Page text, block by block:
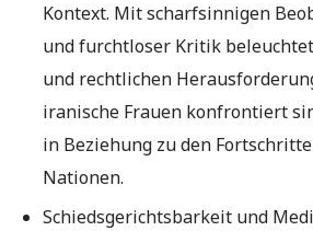
Kontext. Mit scharfsinnigen
und furchtloser Kritik
und rechtlichen
iranische Frauen konfrontiert
in Beziehung zu den
Nationen.
Schiedsgerichtsbarkeit und